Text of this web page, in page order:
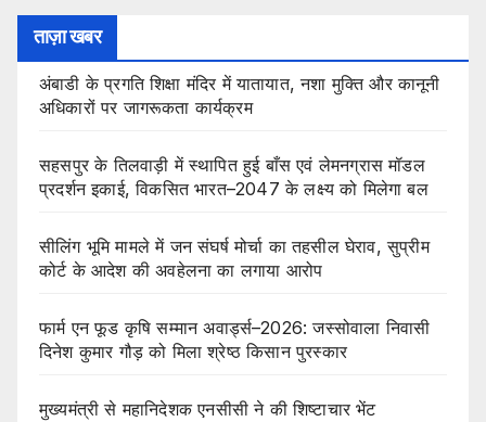
ताज़ा खबर
अंबाडी के प्रगति शिक्षा मंदिर में यातायात, नशा मुक्ति और कानूनी
अधिकारों पर जागरूकता कार्यक्रम
सहसपुर के तिलवाड़ी में स्थापित हुई बाँस एवं लेमनग्रास मॉडल
प्रदर्शन इकाई, विकसित भारत–2047 के लक्ष्य को मिलेगा बल
सीलिंग भूमि मामले में जन संघर्ष मोर्चा का तहसील घेराव, सुप्रीम
कोर्ट के आदेश की अवहेलना का लगाया आरोप
फार्म एन फूड कृषि सम्मान अवार्ड्स–2026: जस्सोवाला निवासी
दिनेश कुमार गौड़ को मिला श्रेष्ठ किसान पुरस्कार
मुख्यमंत्री से महानिदेशक एनसीसी ने की शिष्टाचार भेंट